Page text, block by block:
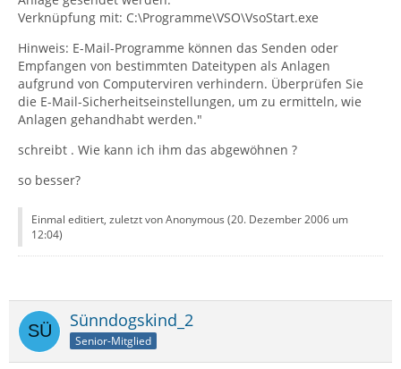
Verknüpfung mit: C:\Programme\VSO\VsoStart.exe
Hinweis: E-Mail-Programme können das Senden oder
Empfangen von bestimmten Dateitypen als Anlagen
aufgrund von Computerviren verhindern. Überprüfen Sie
die E-Mail-Sicherheitseinstellungen, um zu ermitteln, wie
Anlagen gehandhabt werden."
schreibt . Wie kann ich ihm das abgewöhnen ?
so besser?
Einmal editiert, zuletzt von Anonymous (20. Dezember 2006 um
12:04)
Sünndogskind_2
Senior-Mitglied